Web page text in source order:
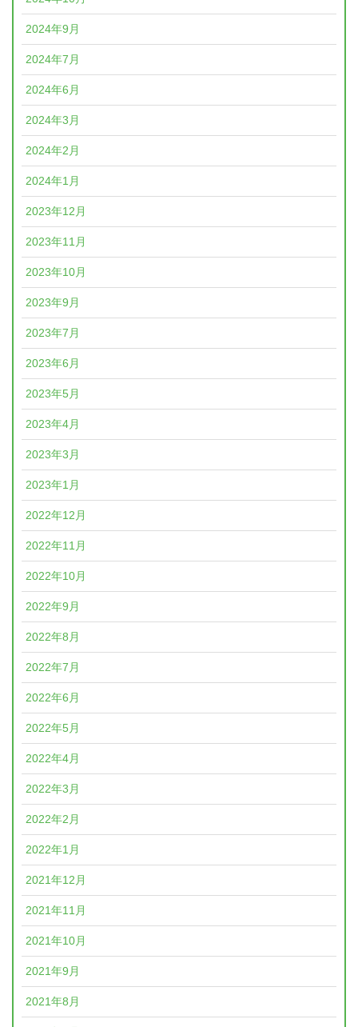
2024年9月
2024年7月
2024年6月
2024年3月
2024年2月
2024年1月
2023年12月
2023年11月
2023年10月
2023年9月
2023年7月
2023年6月
2023年5月
2023年4月
2023年3月
2023年1月
2022年12月
2022年11月
2022年10月
2022年9月
2022年8月
2022年7月
2022年6月
2022年5月
2022年4月
2022年3月
2022年2月
2022年1月
2021年12月
2021年11月
2021年10月
2021年9月
2021年8月